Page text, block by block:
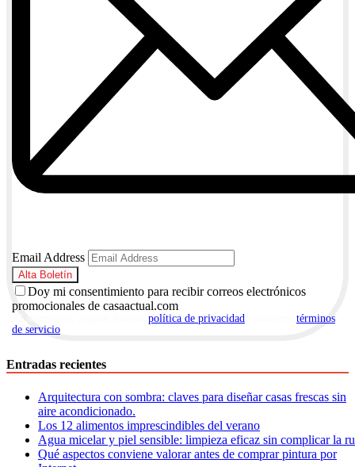
Email Address
Doy mi consentimiento para recibir correos electrónicos
promocionales de casaactual.com
política de privacidad
términos
de servicio
Entradas recientes
Arquitectura con sombra: claves para diseñar casas frescas sin
aire acondicionado.
Los 12 alimentos imprescindibles del verano
Agua micelar y piel sensible: limpieza eficaz sin complicar la
Qué aspectos conviene valorar antes de comprar pintura por